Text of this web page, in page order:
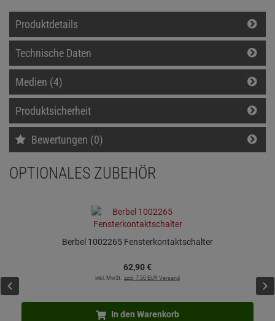
Produktdetails
Technische Daten
Medien (4)
Produktsicherheit
Bewertungen (0)
OPTIONALES ZUBEHÖR
Berbel 1002265 Fensterkontaktschalter
62,90€
inkl. MwSt. zzgl. 7.50 EUR Versand
In den Warenkorb